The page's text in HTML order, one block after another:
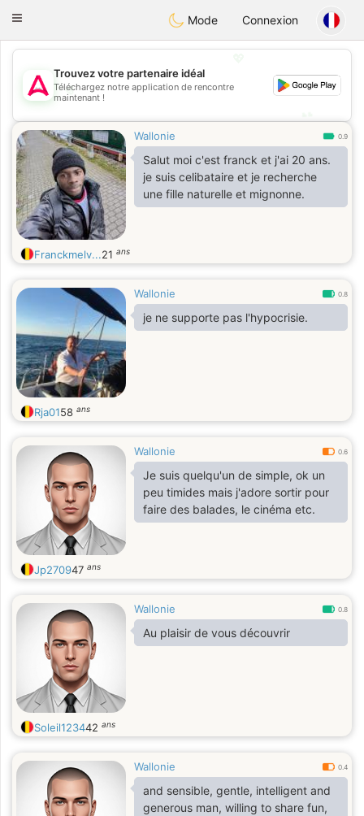
Tantôt
Toggle
Mode Connexion
💖
💕
Trouvez votre partenaire idéal
Téléchargez notre application de rencontre
maintenant !
Wallonie 0.9
Salut moi c'est franck et j'ai 20 ans.
je suis celibataire et je recherche
une fille naturelle et mignonne.
Franckmelv...21 ans
Wallonie 0.8
je ne supporte pas l'hypocrisie.
Rja0158 ans
Wallonie 0.6
Je suis quelqu'un de simple, ok un
peu timides mais j'adore sortir pour
faire des balades, le cinéma etc.
Jp270947 ans
Wallonie 0.8
Au plaisir de vous découvrir
Soleil123442 ans
Wallonie 0.4
and sensible, gentle, intelligent and
generous man, willing to share fun,